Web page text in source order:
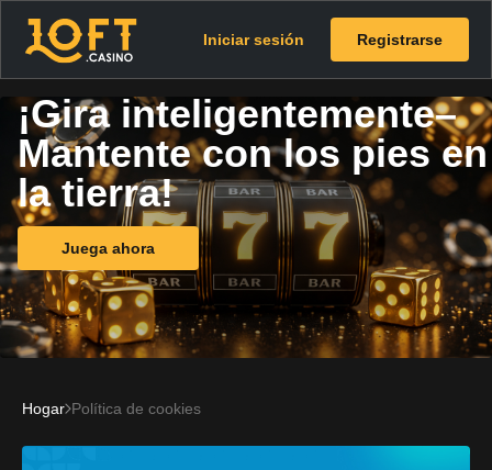
Iniciar sesión Registrarse
¡Gira inteligentemente–
Mantente con los pies en
la tierra!
Juega ahora
Hogar Política de cookies